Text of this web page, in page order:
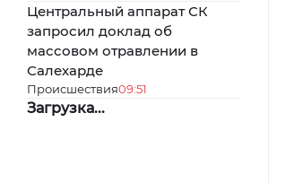
Центральный аппарат СК
запросил доклад об
массовом отравлении в
Салехарде
Происшествия09:51
Загрузка...